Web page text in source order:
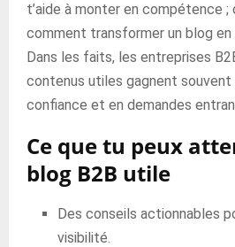
t’aide à monter en compétence ;
comment transformer un blog
Dans les faits, les entreprises
contenus utiles gagnent souvent
confiance et en demandes
Ce que tu peux
blog B2B utile
Des conseils actionnables
visibilité.